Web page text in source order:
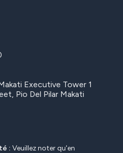
Executive Tower 1
Pio Del Pilar Makati
: Veuillez noter qu'en